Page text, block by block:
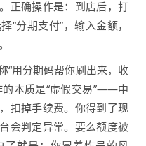
正确操作是：到店后，打
“分期支付”，输入金额，
“用分期码帮你刷出来，收
的本质是“虚假交易”——中
扣掉手续费。你得到了现
会判定异常。要么额度被